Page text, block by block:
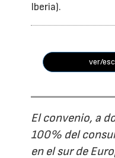
Iberia).
ver/
El convenio, a
100% del
en el sur de